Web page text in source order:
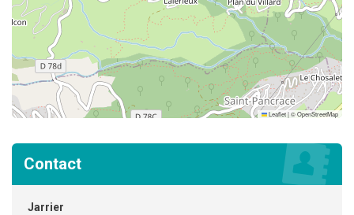
Leaflet|©OpenStreetMap
Contact
Jarrier